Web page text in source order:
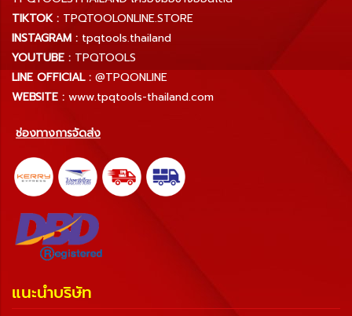
TIKTOK : TPQTOOLONLINE.STORE
INSTAGRAM : tpqtools.thailand
YOUTUBE : TPQTOOLS
LINE OFFICIAL : @TPQONLINE
WEBSITE : www.tpqtools-thailand.com
ช่องทางการจัดส่ง
แนะนำบริษัท